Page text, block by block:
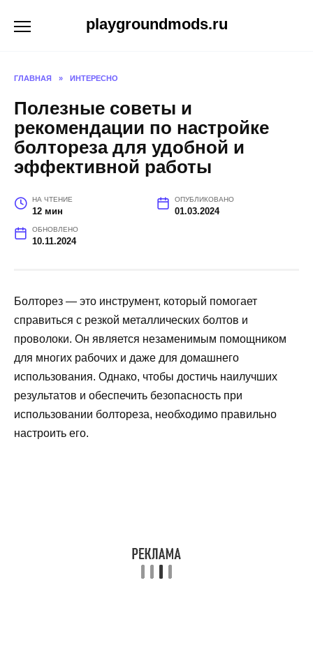
playgroundmods.ru
ГЛАВНАЯ » ИНТЕРЕСНО
Полезные советы и
рекомендации по настройке
болтореза для удобной и
эффективной работы
НА ЧТЕНИЕ
12 мин
ОПУБЛИКОВАНО
01.03.2024
ОБНОВЛЕНО
10.11.2024
Болторез — это инструмент, который помогает
справиться с резкой металлических болтов и
проволоки. Он является незаменимым помощником
для многих рабочих и даже для домашнего
использования. Однако, чтобы достичь наилучших
результатов и обеспечить безопасность при
использовании болтореза, необходимо правильно
настроить его.